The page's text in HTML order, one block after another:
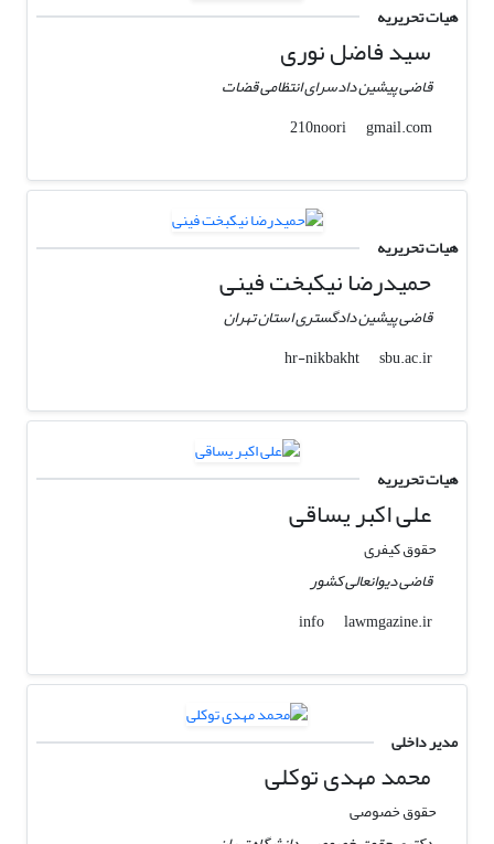
هیات تحریریه
سید فاضل نوری
قاضی پیشین دادسرای انتظامی قضات
210noori
gmail.com
هیات تحریریه
حمیدرضا نیکبخت فینی
قاضی پیشین دادگستری استان تهران
hr-nikbakht
sbu.ac.ir
هیات تحریریه
علی اکبر یساقی
حقوق کیفری
قاضی دیوانعالی کشور
info
lawmgazine.ir
مدیر داخلی
محمد مهدی توکلی
حقوق خصوصی